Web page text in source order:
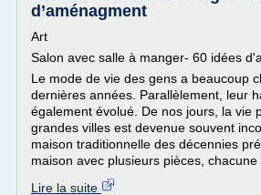
d’aménagment
Art
Salon avec salle à manger- 60 idées
Le mode de vie des gens a beaucoup
dernières années. Parallèlement, leur
également évolué. De nos jours, la vie
grandes villes est devenue souvent
maison traditionnelle des décennies
maison avec plusieurs pièces, chacune
Lire la suite